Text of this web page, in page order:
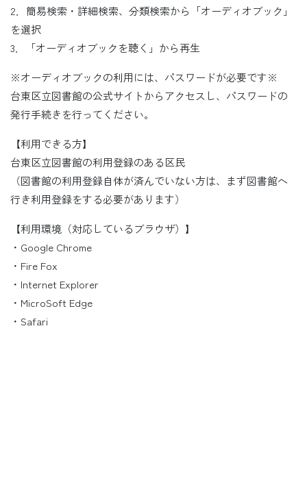
2．簡易検索・詳細検索、分類検索から「オーディオブック」
を選択
3．「オーディオブックを聴く」から再生
※オーディオブックの利用には、パスワードが必要です※
台東区立図書館の公式サイトからアクセスし、パスワードの
発行手続きを行ってください。
【利用できる方】
台東区立図書館の利用登録のある区民
（図書館の利用登録自体が済んでいない方は、まず図書館へ
行き利用登録をする必要があります）
【利用環境（対応しているブラウザ）】
・Google Chrome
・Fire Fox
・Internet Explorer
・MicroSoft Edge
・Safari